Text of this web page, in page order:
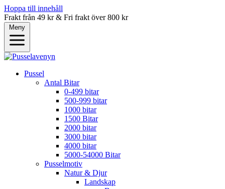
Hoppa till innehåll
Frakt från 49 kr & Fri frakt över 800 kr
Meny
Pussel
Antal Bitar
0-499 bitar
500-999 bitar
1000 bitar
1500 Bitar
2000 bitar
3000 bitar
4000 bitar
5000-54000 Bitar
Pusselmotiv
Natur & Djur
Landskap